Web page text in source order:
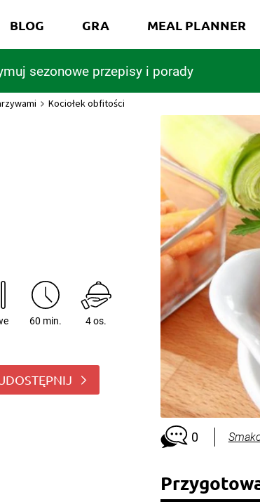
sezonowe przepisy i porady
BLOG GRA MEAL PLANNER
Kociołek obfitości
60 min. 4 os.
0